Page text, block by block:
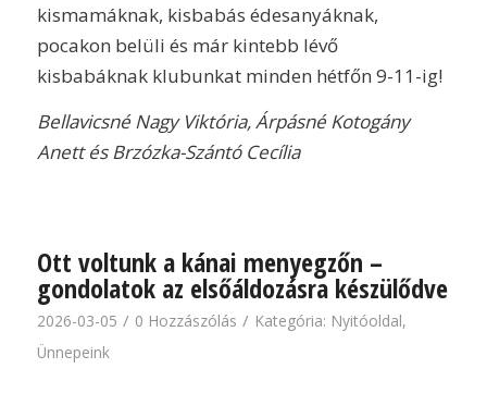
kismamáknak, kisbabás édesanyáknak,
pocakon belüli és már kintebb lévő
kisbabáknak klubunkat minden hétfőn 9-11-ig!
Bellavicsné Nagy Viktória, Árpásné Kotogány
Anett és Brzózka-Szántó Cecília
Ott voltunk a kánai menyegzőn –
gondolatok az elsőáldozásra készülődve
2026-03-05 / 0 Hozzászólás / Kategória: Nyitóoldal,
Ünnepeink